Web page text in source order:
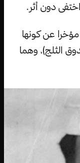
دون أثر.
عن كونها
الثلج)، وهما